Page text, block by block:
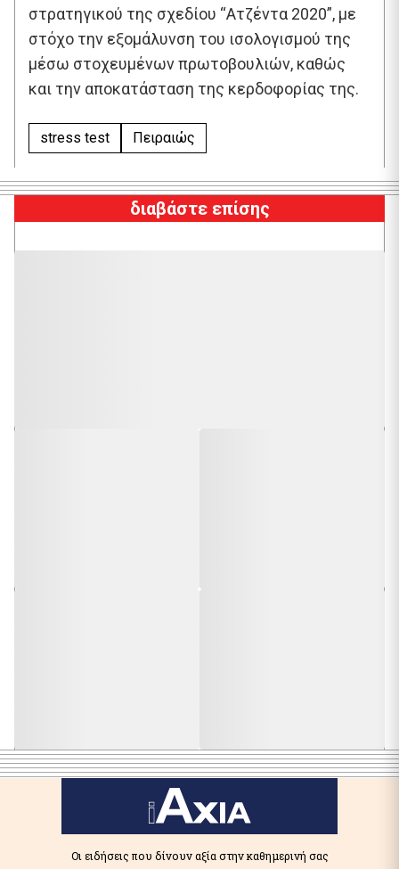
στρατηγικού της σχεδίου “Ατζέντα 2020”, με
στόχο την εξομάλυνση του ισολογισμού της
μέσω στοχευμένων πρωτοβουλιών, καθώς
και την αποκατάσταση της κερδοφορίας της.
stress test Πειραιώς
διαβάστε επίσης
Οι ειδήσεις που δίνουν αξία στην καθημερινή σας